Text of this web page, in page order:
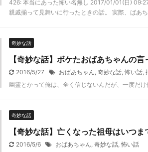
426: 本当にあった怖い名無し 2017/01/01(日)
親戚揃って見舞いに行ったときの話。 実際、ばあ
奇妙な話
【奇妙な話】ボケたおばあちゃんの
2016/5/27 おばあちゃん 奇妙な話 怖い話
幽霊とかって俺は、全く信じないんだが、一度だけ
奇妙な話
【奇妙な話】亡くなった祖母はいつ
2016/5/6 おばあちゃん 奇妙な話 怖い話